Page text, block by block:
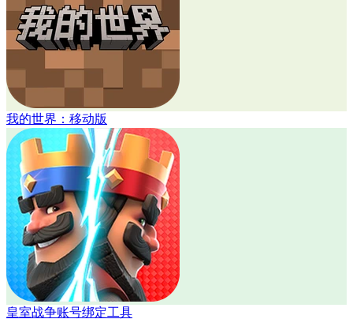
我的世界：移动版
皇室战争账号绑定工具